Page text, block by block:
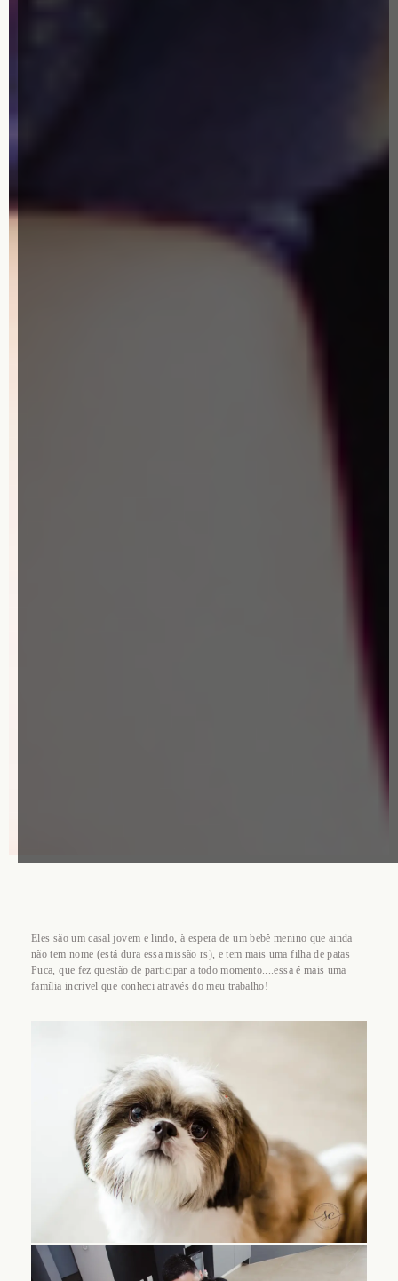
Eles são um casal jovem e lindo, à espera de um bebê menino que ainda
não tem nome (está dura essa missão rs), e tem mais uma filha de patas
Puca, que fez questão de participar a todo momento....essa é mais uma
família incrível que conheci através do meu trabalho!